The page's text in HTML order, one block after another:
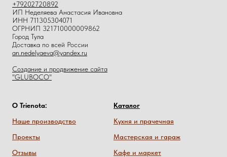
+79202720892
ИП Неделяева Анастасия Ивановна
ИНН 711305304071
ОГРНИП 321710000009862
Город Тула
Доставка по всей России
an.nedelyaeva@yandex.ru
Создание и продвижение сайта
"GLUBOCO"
О Trienota:
Наше производство
Проекты
Отзывы
Каталог
Кухня и прачечная
Мастерская и гараж
Кафе и маркет